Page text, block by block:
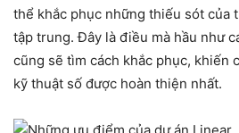
thể khắc phục những thiếu sót của
tập trung. Đây là điều mà hầu như
cũng sẽ tìm cách khắc phục, khiến
kỹ thuật số được hoàn thiện nhất.